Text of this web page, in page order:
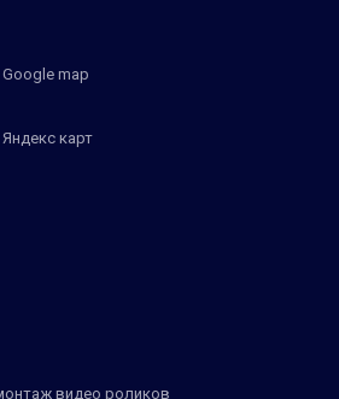
map
карт
видео роликов